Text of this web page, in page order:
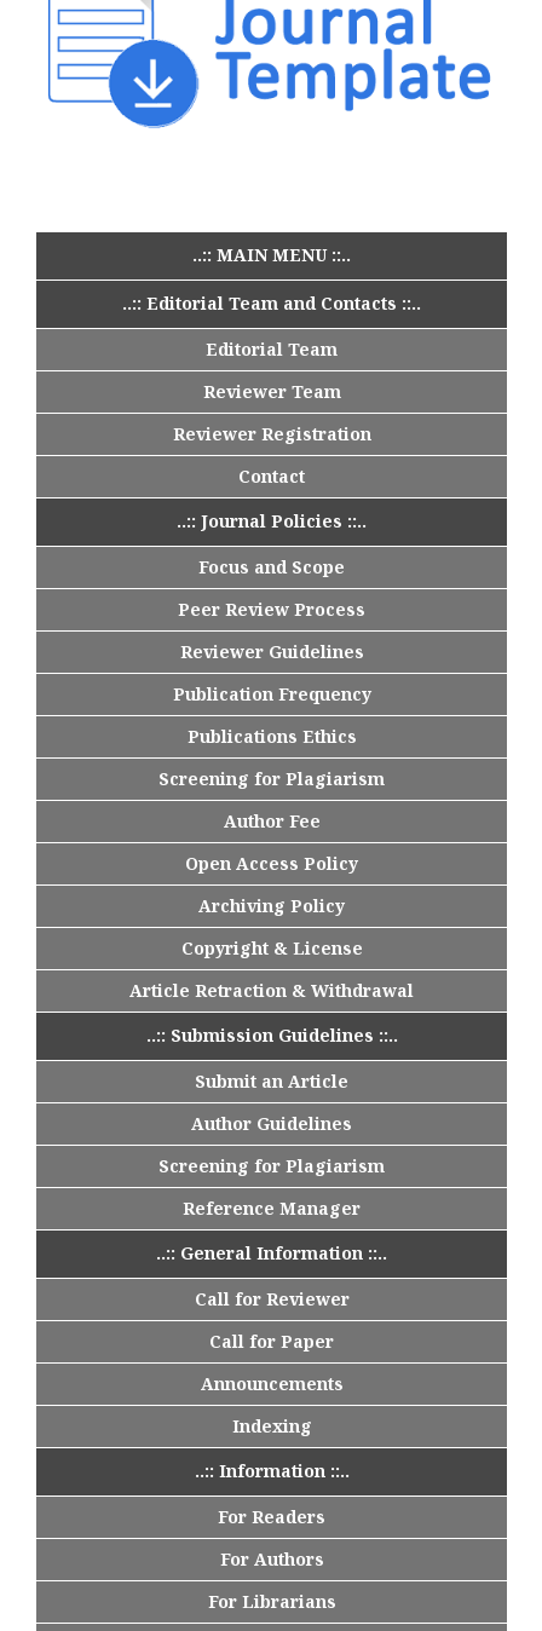
..:: MAIN MENU ::..
..:: Editorial Team and Contacts ::..
Editorial Team
Reviewer Team
Reviewer Registration
Contact
..:: Journal Policies ::..
Focus and Scope
Peer Review Process
Reviewer Guidelines
Publication Frequency
Publications Ethics
Screening for Plagiarism
Author Fee
Open Access Policy
Archiving Policy
Copyright & License
Article Retraction & Withdrawal
..:: Submission Guidelines ::..
Submit an Article
Author Guidelines
Screening for Plagiarism
Reference Manager
..:: General Information ::..
Call for Reviewer
Call for Paper
Announcements
Indexing
..:: Information ::..
For Readers
For Authors
For Librarians